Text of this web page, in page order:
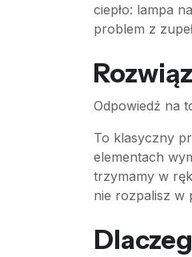
ciepło: lampa
problem z
Odpowiedź na
To klasyczny
elementach
trzymamy w
nie rozpalisz w